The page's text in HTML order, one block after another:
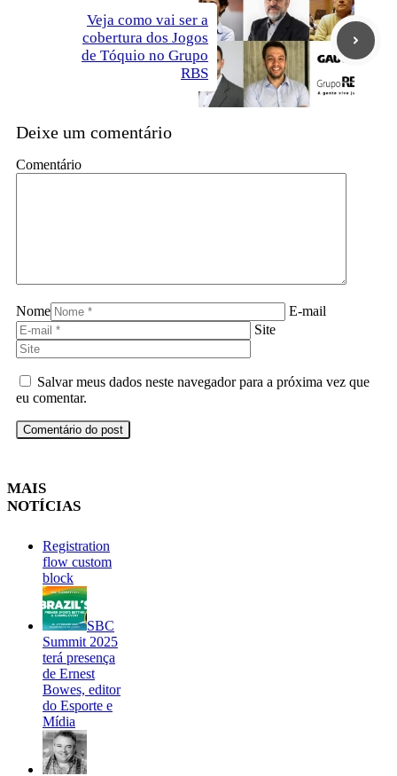
Veja como vai ser a
cobertura dos Jogos
de Tóquio no Grupo
RBS
Deixe um comentário
Comentário
Nome
E-mail
Site
Salvar meus dados neste navegador para a próxima vez que
eu comentar.
MAIS
NOTÍCIAS
Registration
flow custom
block
SBC
Summit 2025
terá presença
de Ernest
Bowes, editor
do Esporte e
Mídia